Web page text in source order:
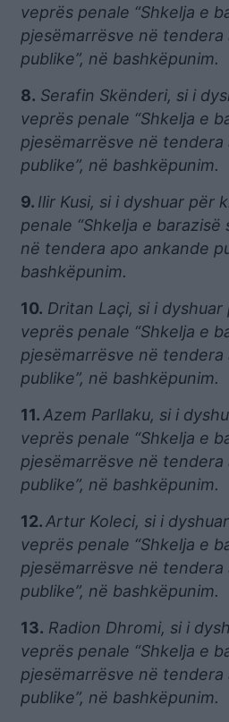
veprës penale “Shkelja e
pjesëmarrësve në tendera
publike”, në bashkëpunim.
8. Serafin Skënderi, si i
veprës penale “Shkelja e
pjesëmarrësve në tendera
publike”, në bashkëpunim.
9. Ilir Kusi, si i dyshuar për
penale “Shkelja e
në tendera apo ankande
bashkëpunim.
10. Dritan Laçi, si i
veprës penale “Shkelja e
pjesëmarrësve në tendera
publike”, në bashkëpunim.
11.Azem Parllaku, si i
veprës penale “Shkelja e
pjesëmarrësve në tendera
publike”, në bashkëpunim.
12.Artur Koleci, si i
veprës penale “Shkelja e
pjesëmarrësve në tendera
publike”, në bashkëpunim.
13. Radion Dhromi, si i
veprës penale “Shkelja e
pjesëmarrësve në tendera
publike”, në bashkëpunim.